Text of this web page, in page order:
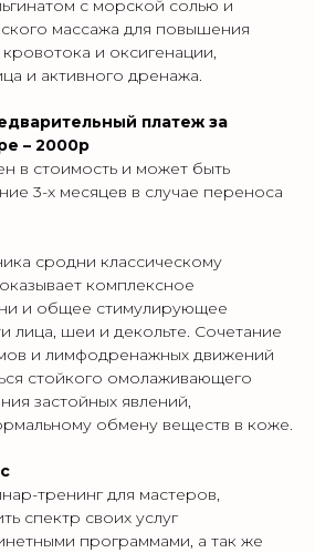
с морской солью и
массажа для повышения
и оксигенации,
и активного дренажа.
платеж за
– 2000р
в стоимость и может быть
3-х месяцев в случае переноса
сродни классическому
комплексное
и общее стимулирующее
лица, шеи и декольте. Сочетание
и лимфодренажных движений
стойкого омолаживающего
застойных явлений,
обмену веществ в коже.
тренинг для мастеров,
спектр своих услуг
программами, а так же